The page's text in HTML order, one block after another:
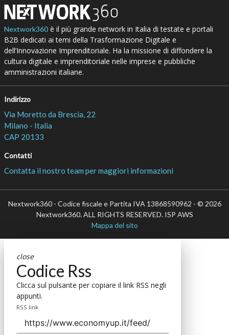
Nextwork360è il più grande network in Italia di testate e portali
B2B dedicati ai temi della Trasformazione Digitale e
dell’Innovazione Imprenditoriale. Ha la missione di diffondere la
cultura digitale e imprenditoriale nelle imprese e pubbliche
amministrazioni italiane.
Indirizzo
Via Moretto da Brescia, 22
Milano - Italia
CAP 20133
Contatti
Contatta il nostro team per maggiori informazioni
Nextwork360 - Codice fiscale e Partita IVA 13868590962 - © 2026
Nextwork360. ALL RIGHTS RESERVED. ISP AWS
Mappa del sito
close
Codice Rss
Clicca sul pulsante per copiare il link RSS negli
appunti.
RSS link